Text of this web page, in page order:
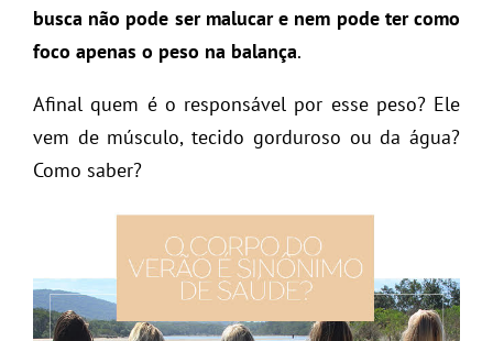
busca não pode ser malucar e nem pode ter como
foco apenas o peso na balança.
Afinal quem é o responsável por esse peso? Ele
vem de músculo, tecido gorduroso ou da água?
Como saber?